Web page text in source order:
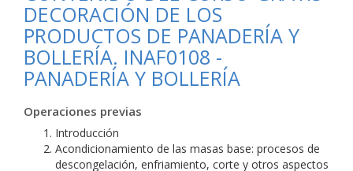
DECORACIÓN DE LOS
PRODUCTOS DE PANADERÍA Y
BOLLERÍA. INAF0108 -
PANADERÍA Y BOLLERÍA
Operaciones previas
Introducción
Acondicionamiento de las masas base: procesos de
descongelación, enfriamiento, corte y otros aspectos